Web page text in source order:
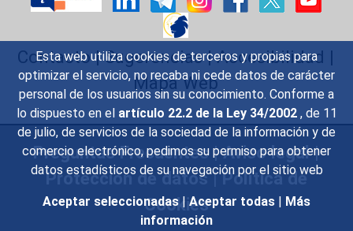
Esta web utiliza cookies de terceros y propias para
optimizar el servicio, no recaba ni cede datos de carácter
personal de los usuarios sin su conocimiento. Conforme a
lo dispuesto en el artículo 22.2 de la Ley 34/2002 , de 11
de julio, de servicios de la sociedad de la información y de
comercio electrónico, pedimos su permiso para obtener
datos estadísticos de su navegación por el sitio web
Aceptar seleccionadas | Aceptar todas | Más
información
Contacto|Sugerencias|Accesibilidad |
Mapa Web
Preguntas Frecuentes|Aviso legal|
Protección de datos|Política de
Cookies